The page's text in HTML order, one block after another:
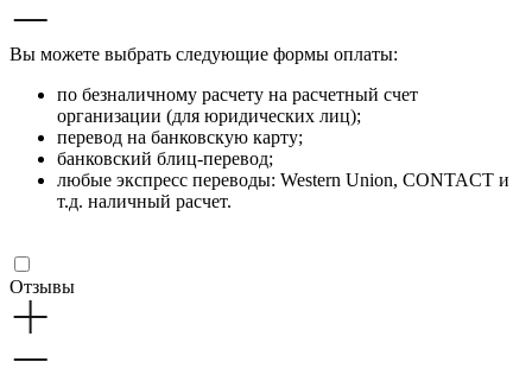
Вы можете выбрать следующие формы оплаты:
по безналичному расчету на расчетный счет
организации (для юридических лиц);
перевод на банковскую карту;
банковский блиц-перевод;
любые экспресс переводы: Western Union, CONTACT и
т.д. наличный расчет.
Отзывы